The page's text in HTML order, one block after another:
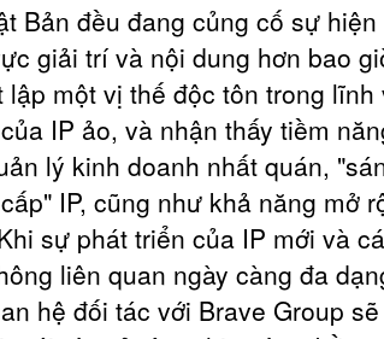
Bản đều đang củng cố sự
giải trí và nội dung hơn bao
lập một vị thế độc tôn trong lĩnh
IP ảo, và nhận thấy tiềm
lý kinh doanh nhất quán,
IP, cũng như khả năng mở
sự phát triển của IP mới và
liên quan ngày càng đa
hệ đối tác với Brave Group